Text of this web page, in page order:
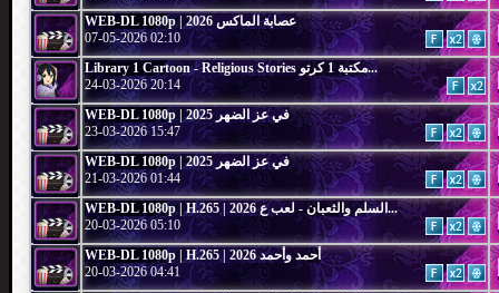
WEB-DL 1080p | 2026 عصابة الماكس
07-05-2026 02:10
Library 1 Cartoon - Religious Stories مكتبة 1 كرتو...
24-03-2026 20:14
WEB-DL 1080p | 2025 في عز الضهر
23-03-2026 15:47
WEB-DL 1080p | 2025 في عز الضهر
21-03-2026 01:44
WEB-DL 1080p | H.265 | 2026 السلم والثعبان - لعب ع...
20-03-2026 05:10
WEB-DL 1080p | H.265 | 2026 أحمد وأحمد
20-03-2026 04:41